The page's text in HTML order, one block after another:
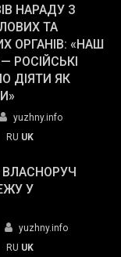
НАРАДУ З
ТА
ОРГАНІВ: «НАШ
РОСІЙСЬКІ
ДІЯТИ ЯК
yuzhny.info
силових
RU UK
ВЛАСНОРУЧ
У
yuzhny.info
RU UK